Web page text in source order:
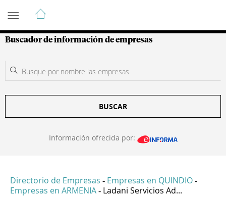
Guía de Empresas Colombianas
Buscador de información de empresas
BUSCAR
Información ofrecida por:
Directorio de Empresas - Empresas en QUINDIO -
Empresas en ARMENIA - Ladani Servicios Ad...